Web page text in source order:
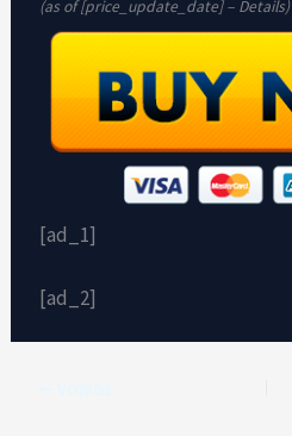
(as of [price_update_date] – Details)
[ad_1]
[ad_2]